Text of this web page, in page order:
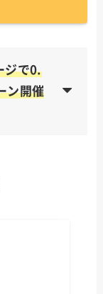
ジで0.
ン開催
見る